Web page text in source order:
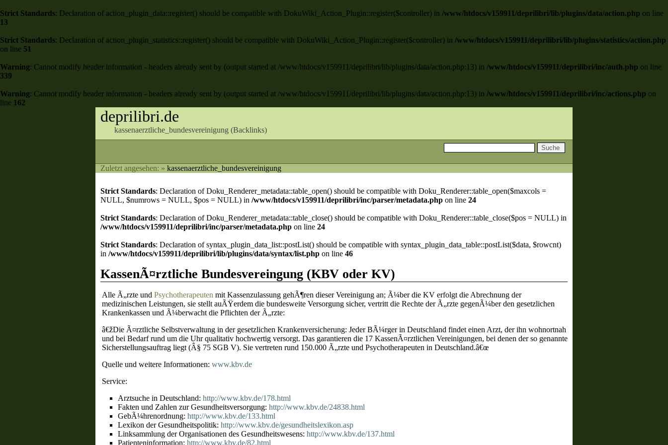
Strict Standards: Declaration of action_plugin_data::register() should be compatible with DokuWiki_Action_Plugin::register($controller) in /www/htdocs/v159911/deprilibri/lib/plugins/data/action.php on line
13
Strict Standards: Declaration of action_plugin_statistics::register() should be compatible with DokuWiki_Action_Plugin::register($controller) in /www/htdocs/v159911/deprilibri/lib/plugins/statistics/action.php
on line 51
Warning: Cannot modify header information - headers already sent by (output started at /www/htdocs/v159911/deprilibri/lib/plugins/data/action.php:13) in /www/htdocs/v159911/deprilibri/inc/auth.php on line
339
Warning: Cannot modify header information - headers already sent by (output started at /www/htdocs/v159911/deprilibri/lib/plugins/data/action.php:13) in /www/htdocs/v159911/deprilibri/inc/actions.php on
line 162
deprilibri.de
kassenaerztliche_bundesvereinigung (Backlinks)
Zuletzt angesehen: » kassenaerztliche_bundesvereinigung
Strict Standards: Declaration of Doku_Renderer_metadata::table_open() should be compatible with Doku_Renderer::table_open($maxcols =
NULL, $numrows = NULL, $pos = NULL) in /www/htdocs/v159911/deprilibri/inc/parser/metadata.php on line 24
Strict Standards: Declaration of Doku_Renderer_metadata::table_close() should be compatible with Doku_Renderer::table_close($pos = NULL) in
/www/htdocs/v159911/deprilibri/inc/parser/metadata.php on line 24
Strict Standards: Declaration of syntax_plugin_data_list::postList() should be compatible with syntax_plugin_data_table::postList($data, $rowcnt)
in /www/htdocs/v159911/deprilibri/lib/plugins/data/syntax/list.php on line 46
KassenÃ¤rztliche Bundesvereingung (KBV oder KV)
Alle Ã„rzte und Psychotherapeuten mit Kassenzulassung gehÃ¶ren dieser Vereinigung an; Ã¼ber die KV erfolgt die Abrechnung der
medizinischen Leistungen, sie stellt auÃŸerdem die bundesweite Versorgung sicher, vertritt die Rechte der Ã„rzte gegenÃ¼ber den gesetzlichen
Krankenkassen und Ã¼berwacht die Pflichten der Ã„rzte:
â€žDie Ã¤rztliche Selbstverwaltung in der gesetzlichen Krankenversicherung: Jeder BÃ¼rger in Deutschland findet einen Arzt, der ihn wohnortnah
und bei Bedarf rund um die Uhr qualitativ hochwertig versorgt. Das garantieren die 17 KassenÃ¤rztlichen Vereinigungen, bei denen der so genannte
Sicherstellungsauftrag liegt (Â§ 75 SGB V). Sie vertreten rund 150.000 Ã„rzte und Psychotherapeuten in Deutschland.â€œ
Quelle und weitere Informationen: www.kbv.de
Service:
Arztsuche in Deutschland: http://www.kbv.de/178.html
Fakten und Zahlen zur Gesundheitsversorgung: http://www.kbv.de/24838.html
GebÃ¼hrenordnung: http://www.kbv.de/133.html
Lexikon der Gesundheitspolitik: http://www.kbv.de/gesundheitslexikon.asp
Linksammlung der Organisationen des Gesundheitswesens: http://www.kbv.de/137.html
Patienteninformation: http://www.kbv.de/82.html